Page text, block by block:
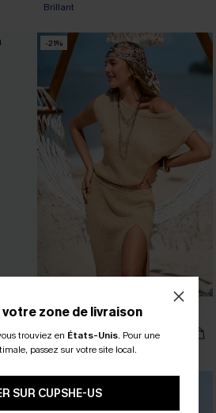
Brillant
à
-21%
Top beige à l’allure naturelle
23,00 €29,00 €
zone de livraison
trouviez en États-Unis. Pour une
passez sur votre site local.
SUR CUPSHE-US